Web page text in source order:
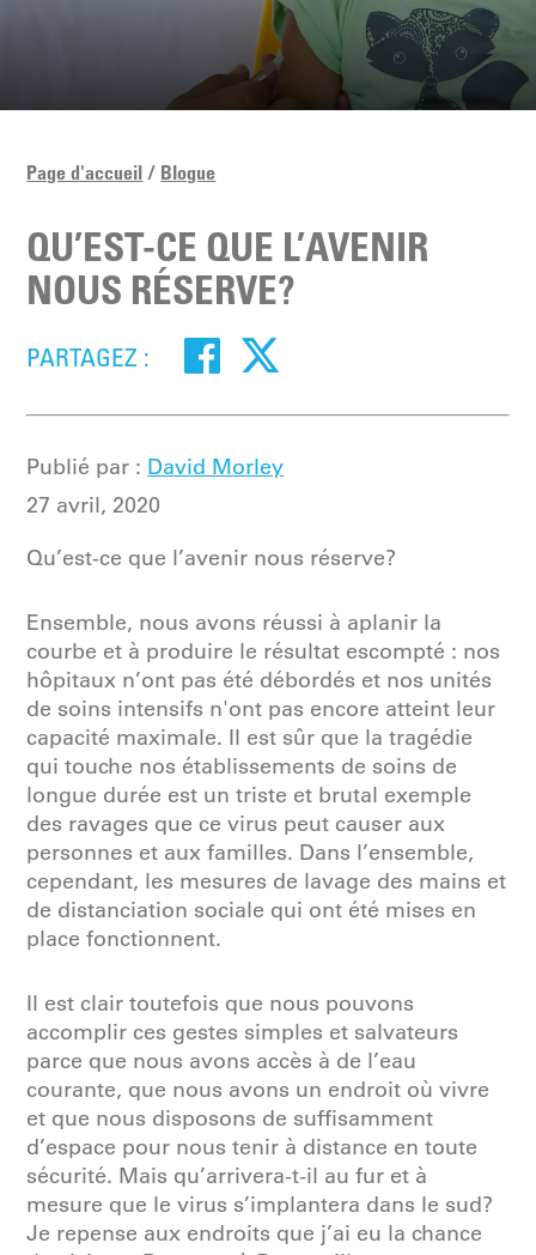
Page d'accueil Blogue
QU’EST-CE QUE L’AVENIR
NOUS RÉSERVE?
PARTAGEZ :
Publié par : David Morley
27 avril, 2020
Qu’est-ce que l’avenir nous réserve?
Ensemble, nous avons réussi à aplanir la
courbe et à produire le résultat escompté : nos
hôpitaux n’ont pas été débordés et nos unités
de soins intensifs n'ont pas encore atteint leur
capacité maximale. Il est sûr que la tragédie
qui touche nos établissements de soins de
longue durée est un triste et brutal exemple
des ravages que ce virus peut causer aux
personnes et aux familles. Dans l’ensemble,
cependant, les mesures de lavage des mains et
de distanciation sociale qui ont été mises en
place fonctionnent.
Il est clair toutefois que nous pouvons
accomplir ces gestes simples et salvateurs
parce que nous avons accès à de l’eau
courante, que nous avons un endroit où vivre
et que nous disposons de suffisamment
d’espace pour nous tenir à distance en toute
sécurité. Mais qu’arrivera-t-il au fur et à
mesure que le virus s’implantera dans le sud?
Je repense aux endroits que j’ai eu la chance